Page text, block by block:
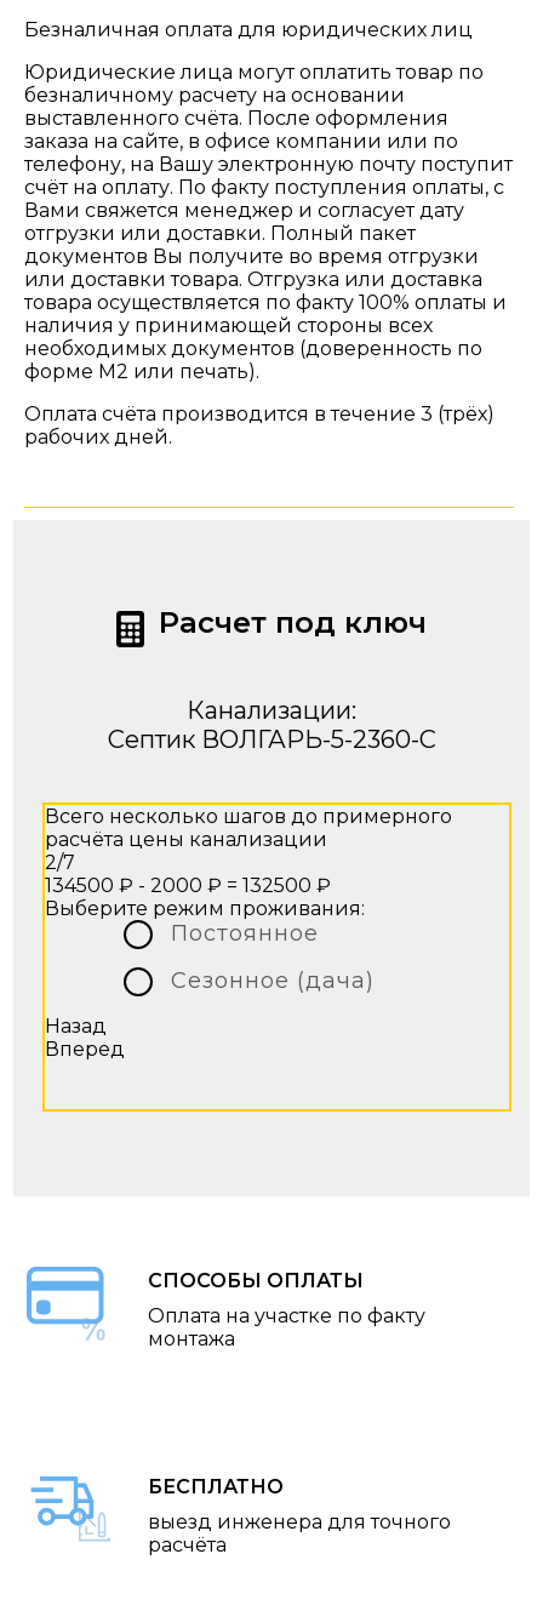
Безналичная оплата для юридических лиц
Юридические лица могут оплатить товар по
безналичному расчету на основании
выставленного счёта. После оформления
заказа на сайте, в офисе компании или по
телефону, на Вашу электронную почту поступит
счёт на оплату. По факту поступления оплаты, с
Вами свяжется менеджер и согласует дату
отгрузки или доставки. Полный пакет
документов Вы получите во время отгрузки
или доставки товара. Отгрузка или доставка
товара осуществляется по факту 100% оплаты и
наличия у принимающей стороны всех
необходимых документов (доверенность по
форме М2 или печать).
Оплата счёта производится в течение 3 (трёх)
рабочих дней.
Расчет под ключ
Канализации:
Септик ВОЛГАРЬ-5-2360-C
Всего несколько шагов до примерного
расчёта цены канализации
2/7
134500 ₽ - 2000 ₽ = 132500 ₽
Выберите режим проживания:
Постоянное
Сезонное (дача)
Назад
Вперед
СПОСОБЫ ОПЛАТЫ
Оплата на участке по факту
монтажа
БЕСПЛАТНО
выезд инженера для точного
расчёта